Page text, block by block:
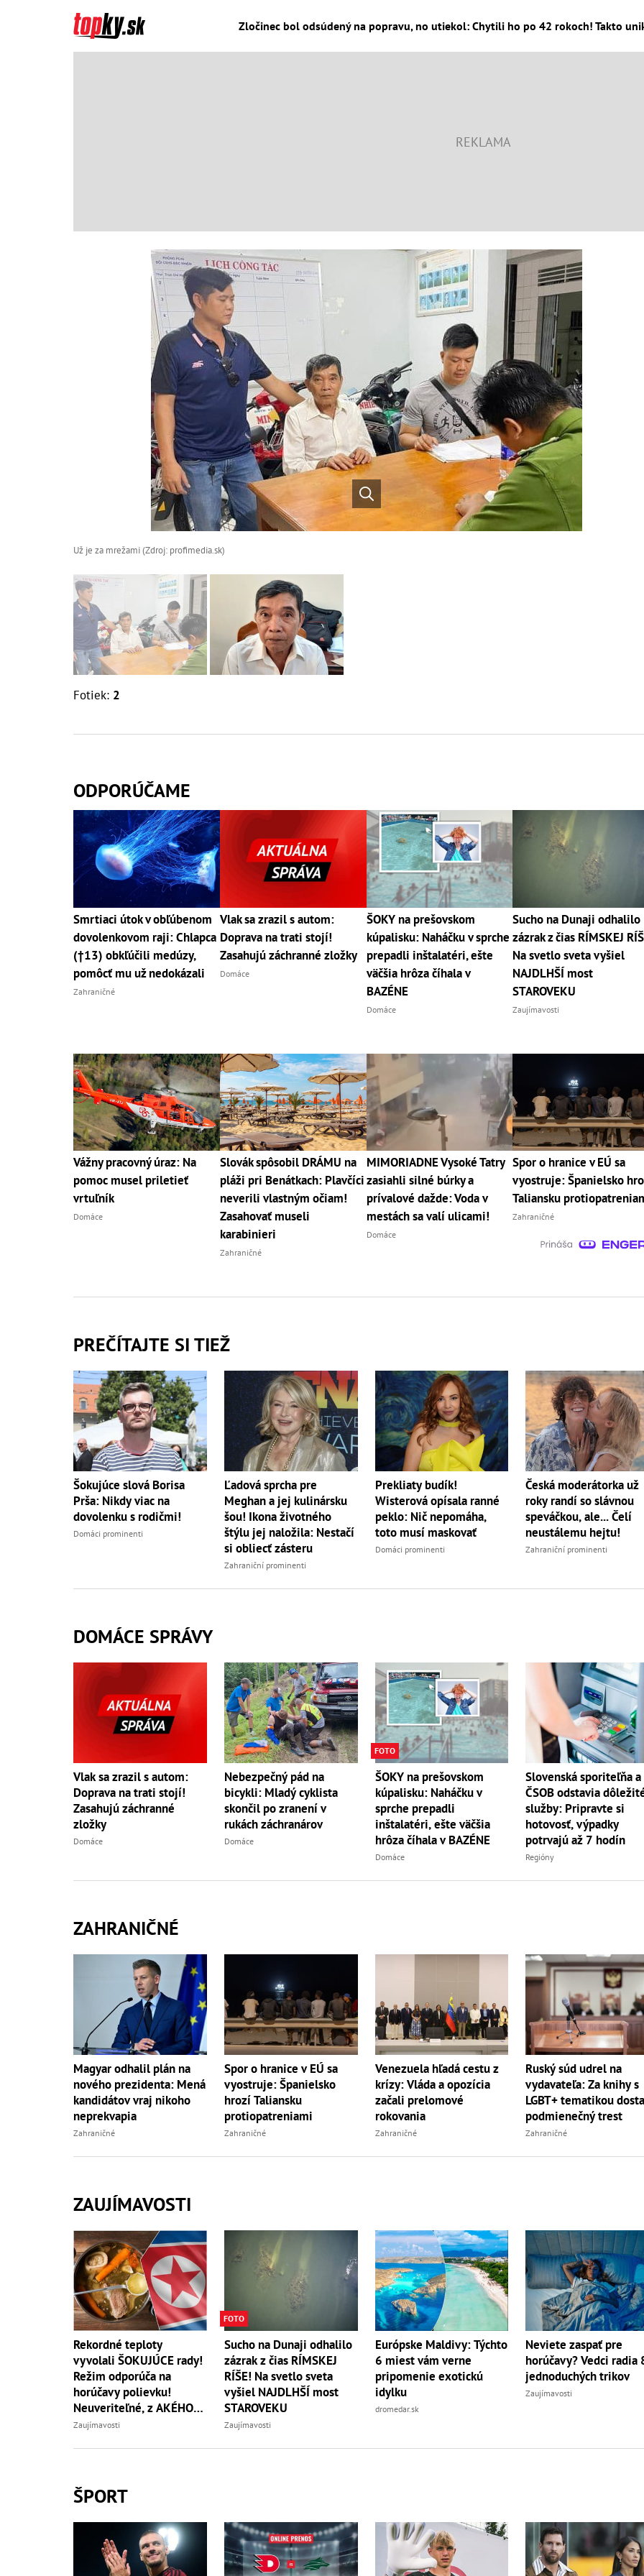
Zločinec bol odsúdený na popravu, no utiekol: Chytili ho po 42 rokoch! Takto
Už je za mrežami (Zdroj: profimedia.sk)
Fotiek: 2
ODPORÚČAME
Smrtiaci útok v obľúbenom
dovolenkovom raji: Chlapca
(†13) obkľúčili medúzy,
pomôcť mu už nedokázali
Zahraničné
Vlak sa zrazil s autom:
Doprava na trati stojí!
Zasahujú záchranné zložky
Domáce
ŠOKY na prešovskom
kúpalisku: Naháčku v sprche
prepadli inštalatéri, ešte
väčšia hrôza číhala v
BAZÉNE
Domáce
Sucho na Dunaji odhalilo
zázrak z čias RÍMSKEJ
Na svetlo sveta vyšiel
NAJDLHŠÍ most
STAROVEKU
Zaujímavosti
Vážny pracovný úraz: Na
pomoc musel priletieť
vrtuľník
Domáce
Slovák spôsobil DRÁMU na
pláži pri Benátkach: Plavčíci
neverili vlastným očiam!
Zasahovať museli
karabinieri
Zahraničné
MIMORIADNE Vysoké Tatry
zasiahli silné búrky a
prívalové dažde: Voda v
mestách sa valí ulicami!
Domáce
Spor o hranice v EÚ sa
vyostruje: Španielsko
Taliansku
Zahraničné
PREČÍTAJTE SI TIEŽ
Šokujúce slová Borisa
Prša: Nikdy viac na
dovolenku s rodičmi!
Domáci prominenti
Ľadová sprcha pre
Meghan a jej kulinársku
šou! Ikona životného
štýlu jej naložila: Nestačí
si obliecť zásteru
Zahraniční prominenti
Prekliaty budík!
Wisterová opísala ranné
peklo: Nič nepomáha,
toto musí maskovať
Domáci prominenti
Česká moderátorka už
roky randí so slávnou
speváčkou, ale... Čelí
neustálemu hejtu!
Zahraniční prominenti
DOMÁCE SPRÁVY
Vlak sa zrazil s autom:
Doprava na trati stojí!
Zasahujú záchranné
zložky
Domáce
Nebezpečný pád na
bicykli: Mladý cyklista
skončil po zranení v
rukách záchranárov
Domáce
FOTO
ŠOKY na prešovskom
kúpalisku: Naháčku v
sprche prepadli
inštalatéri, ešte väčšia
hrôza číhala v BAZÉNE
Domáce
Slovenská sporiteľňa a
ČSOB odstavia
služby: Pripravte si
hotovosť, výpadky
potrvajú až 7 hodín
Regióny
ZAHRANIČNÉ
Magyar odhalil plán na
nového prezidenta: Mená
kandidátov vraj nikoho
neprekvapia
Zahraničné
Spor o hranice v EÚ sa
vyostruje: Španielsko
hrozí Taliansku
protiopatreniami
Zahraničné
Venezuela hľadá cestu z
krízy: Vláda a opozícia
začali prelomové
rokovania
Zahraničné
Ruský súd udrel na
vydavateľa: Za knihy s
LGBT+ tematikou
podmienečný trest
Zahraničné
ZAUJÍMAVOSTI
Rekordné teploty
vyvolali ŠOKUJÚCE rady!
Režim odporúča na
horúčavy polievku!
Neuveriteľné, z AKÉHO
zvierata
Zaujímavosti
FOTO
Sucho na Dunaji odhalilo
zázrak z čias RÍMSKEJ
RÍŠE! Na svetlo sveta
vyšiel NAJDLHŠÍ most
STAROVEKU
Zaujímavosti
Európske Maldivy: Týchto
6 miest vám verne
pripomenie exotickú
idylku
dromedar.sk
Neviete zaspať pre
horúčavy? Vedci radia
jednoduchých trikov
Zaujímavosti
ŠPORT